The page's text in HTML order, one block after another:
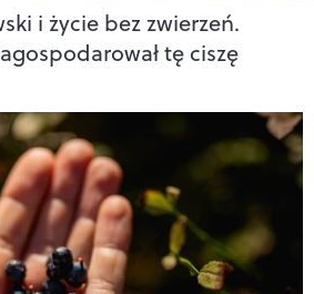
i życie bez zwierzeń.
tę ciszę